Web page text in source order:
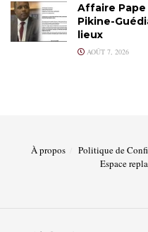
Affaire Pape
Pikine-
lieux
AOÛT 7, 2026
À propos Politique de
Espace